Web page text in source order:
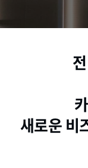
새로운 비